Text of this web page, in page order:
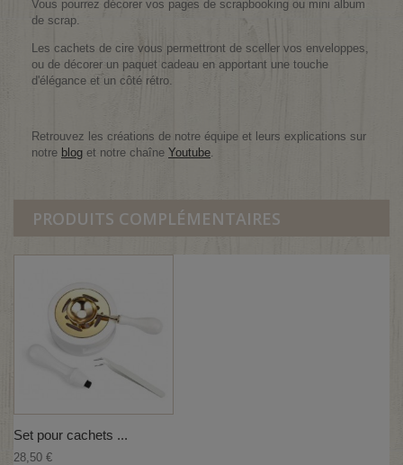
Vous pourrez décorer vos pages de scrapbooking ou mini album
de scrap.
Les cachets de cire vous permettront de sceller vos enveloppes,
ou de décorer un paquet cadeau en apportant une touche
d'élégance et un côté rétro.
Retrouvez les créations de notre équipe et leurs explications sur
notre blog et notre chaîne Youtube.
PRODUITS COMPLÉMENTAIRES
Set pour cachets ...
28,50 €